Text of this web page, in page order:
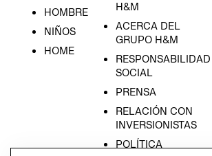
HOMBRE
NIÑOS
HOME
H&M
ACERCA DEL
GRUPO H&M
RESPONSABILIDAD
SOCIAL
PRENSA
RELACIÓN CON
INVERSIONISTAS
POLÍTICA